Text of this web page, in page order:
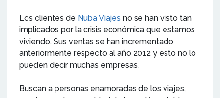
Los clientes de Nuba Viajes no se han visto tan
implicados por la crisis económica que estamos
viviendo. Sus ventas se han incrementado
anteriormente respecto al año 2012 y esto no lo
pueden decir muchas empresas.
Buscan a personas enamoradas de los viajes,